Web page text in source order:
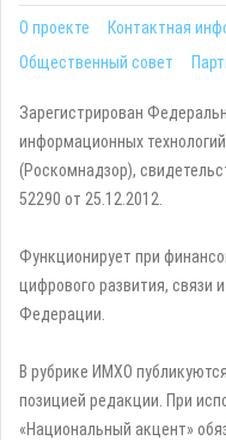
О проекте Контактная
Общественный совет
Зарегистрирован
информационных
(Роскомнадзор),
52290 от 25.12.2012.
Функционирует при
цифрового развития, связи
Федерации.
В рубрике ИМХО
позицией редакции. При
«Национальный акцент»